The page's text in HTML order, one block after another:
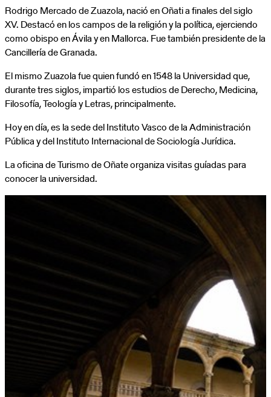
Rodrigo Mercado de Zuazola, nació en Oñati a finales del siglo
XV. Destacó en los campos de la religión y la política, ejerciendo
como obispo en Ávila y en Mallorca. Fue también presidente de la
Cancillería de Granada.
El mismo Zuazola fue quien fundó en 1548 la Universidad que,
durante tres siglos, impartió los estudios de Derecho, Medicina,
Filosofía, Teología y Letras, principalmente.
Hoy en día, es la sede del Instituto Vasco de la Administración
Pública y del Instituto Internacional de Sociología Jurídica.
La oficina de Turismo de Oñate organiza visitas guíadas para
conocer la universidad.